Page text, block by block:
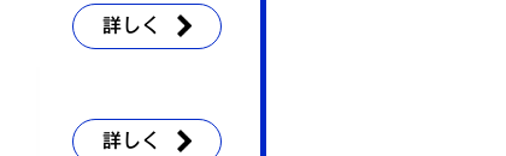
詳しく
詳しく